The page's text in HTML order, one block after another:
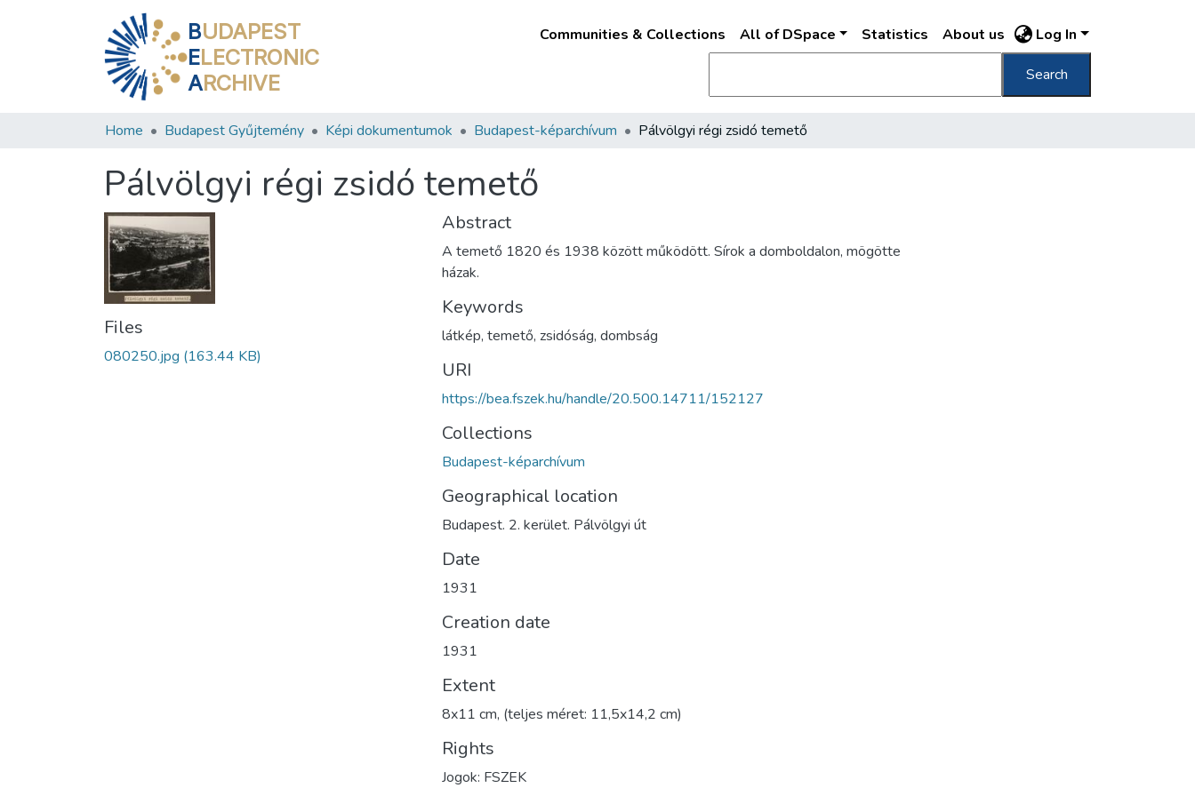
BUDAPEST
ELECTRONIC
ARCHIVE
Communities & Collections All of DSpace Statistics About us Log In
Search
Home Budapest Gyűjtemény Képi dokumentumok Budapest-képarchívum Pálvölgyi régi zsidó temető
Pálvölgyi régi zsidó temető
Files
080250.jpg (163.44 KB)
Abstract
A temető 1820 és 1938 között működött. Sírok a domboldalon, mögötte
házak.
Keywords
látkép, temető, zsidóság, dombság
URI
https://bea.fszek.hu/handle/20.500.14711/152127
Collections
Budapest-képarchívum
Geographical location
Budapest. 2. kerület. Pálvölgyi út
Date
1931
Creation date
1931
Extent
8x11 cm, (teljes méret: 11,5x14,2 cm)
Rights
Jogok: FSZEK